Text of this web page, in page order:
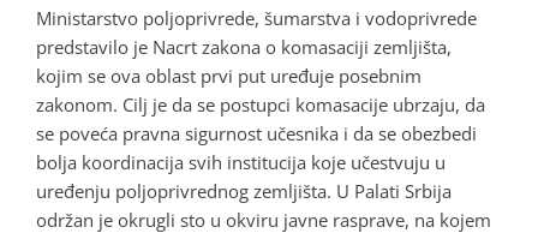
Ministarstvo poljoprivrede, šumarstva i vodoprivrede
predstavilo je Nacrt zakona o komasaciji zemljišta,
kojim se ova oblast prvi put uređuje posebnim
zakonom. Cilj je da se postupci komasacije ubrzaju, da
se poveća pravna sigurnost učesnika i da se obezbedi
bolja koordinacija svih institucija koje učestvuju u
uređenju poljoprivrednog zemljišta. U Palati Srbija
održan je okrugli sto u okviru javne rasprave, na kojem